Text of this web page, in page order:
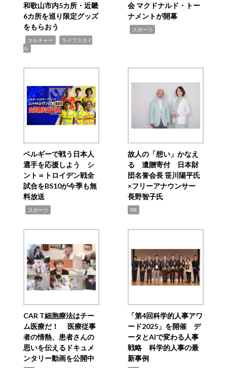
和歌山市内5カ所・近畿
6カ所を巡り限定グッズ
をもらおう
カルチャー
ライフスタイ
ル
会 マクドナルド・トー
ナメントが開幕
スポーツ
ベルギーで戦う日本人
選手を応援しよう シ
ント＝トロイデン戦全
試合をBS10が今季も無
料放送
スポーツ
故人の「想い」かなえ
る 遺贈寄付 日本財
団名誉会長 笹川陽平氏
×フリーアナウンサー
長野智子氏
PR
CAR T細胞療法はチー
ム医療だ！ 医療従事
者の情熱、患者さんの
思いを伝えるドキュメ
ンタリー動画を公開中
「第4回科学的人事アワ
ード2025」を開催 デ
ータとAIで変わる人事
戦略 科学的人事の最
新事例